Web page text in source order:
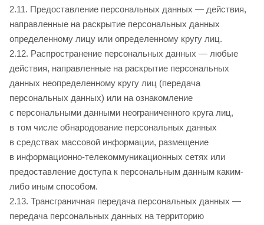
2.11. Предоставление персональных данных — действия,
направленные на раскрытие персональных данных
определенному лицу или определенному кругу лиц.
2.12. Распространение персональных данных — любые
действия, направленные на раскрытие персональных
данных неопределенному кругу лиц (передача
персональных данных) или на ознакомление
с персональными данными неограниченного круга лиц,
в том числе обнародование персональных данных
в средствах массовой информации, размещение
в информационно-телекоммуникационных сетях или
предоставление доступа к персональным данным каким-
либо иным способом.
2.13. Трансграничная передача персональных данных —
передача персональных данных на территорию